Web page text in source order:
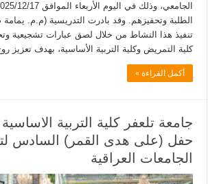
الطلبة وتحفيزهم. وقد بادرت التدريسية (م.م.
تنفيذ هذا النشاط من خلال لصق عبارات تشجيعية
كلية التمريض وكلية التربية الأساسية، بهدف تعزيز
أكمل القراءة »
جامعة تلعفر كلية التربية
حفل (على هدى القمر) السادس
الجامعات العراقية